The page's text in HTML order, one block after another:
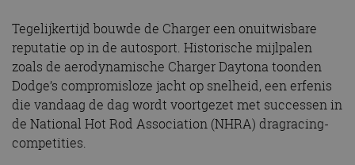
Tegelijkertijd bouwde de Charger een onuitwisbare
reputatie op in de autosport. Historische mijlpalen
zoals de aerodynamische Charger Daytona toonden
Dodge’s compromisloze jacht op snelheid, een erfenis
die vandaag de dag wordt voortgezet met successen in
de National Hot Rod Association (NHRA) dragracing-
competities.